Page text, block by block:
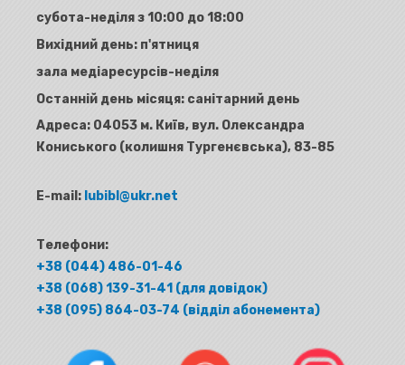
субота-неділя з 10:00 до 18:00
Вихідний день: п'ятниця
зала медіаресурсів-неділя
Останній день місяця: санітарний день
Адреса: 04053 м. Київ, вул. Олександра
Кониського (колишня Тургенєвська), 83-85
E-mail: lubibl@ukr.net
Телефони:
+38 (044) 486-01-46
+38 (068) 139-31-41 (для довідок)
+38 (095) 864-03-74 (відділ абонемента)